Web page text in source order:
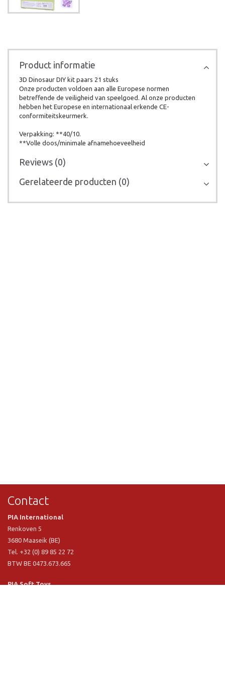
Product informatie
3D Dinosaur DIY kit paars 21 stuks
Onze producten voldoen aan alle Europese normen
betreffende de veiligheid van speelgoed. Al onze producten
hebben het Europese en internationaal erkende CE-
conformiteitskeurmerk.
Verpakking: **40/10.
**Volle doos/minimale afnamehoeveelheid
Reviews (0)
Gerelateerde producten (0)
Contact
PIA International
Renkoven 5
3680 Maaseik (BE)
Tel. +32 (0) 89 85 22 72
BTW BE 0473.673.665
PIA Soft Toys